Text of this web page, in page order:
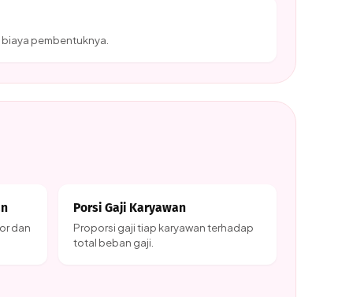
pembentuknya.
dan
Porsi Gaji Karyawan
Proporsi gaji tiap karyawan terhadap
total beban gaji.